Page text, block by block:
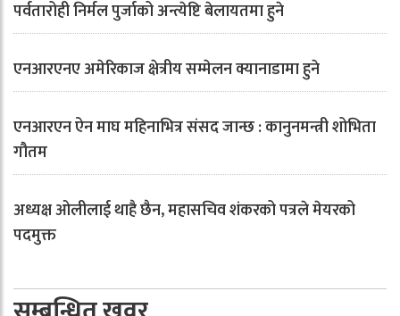
पर्वतारोही निर्मल पुर्जाको अन्त्येष्टि बेलायतमा हुने
एनआरएनए अमेरिकाज क्षेत्रीय सम्मेलन क्यानाडामा हुने
एनआरएन ऐन माघ महिनाभित्र संसद जान्छ : कानुनमन्त्री शोभिता
गौतम
अध्यक्ष ओलीलाई थाहै छैन, महासचिव शंकरको पत्रले मेयरको
पदमुक्त